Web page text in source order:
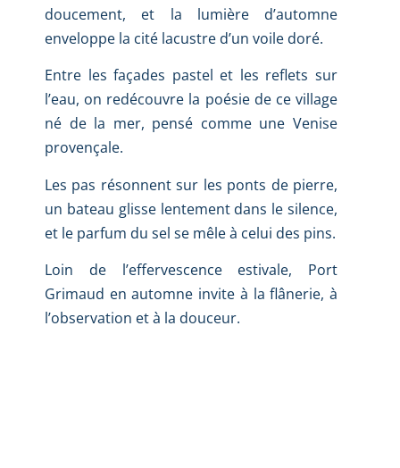
doucement, et la lumière d’automne
enveloppe la cité lacustre d’un voile doré.
Entre les façades pastel et les reflets sur
l’eau, on redécouvre la poésie de ce village
né de la mer, pensé comme une Venise
provençale.
Les pas résonnent sur les ponts de pierre,
un bateau glisse lentement dans le silence,
et le parfum du sel se mêle à celui des pins.
Loin de l’effervescence estivale, Port
Grimaud en automne invite à la flânerie, à
l’observation et à la douceur.